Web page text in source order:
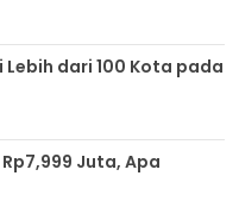
dari 100 Kota pada
Rp7,999 Juta, Apa